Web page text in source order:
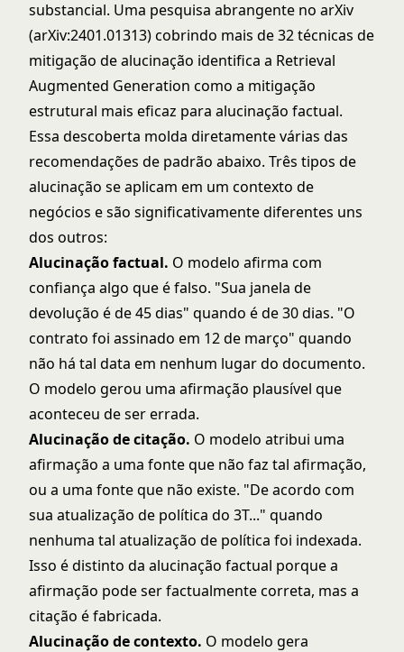
substancial. Uma pesquisa abrangente no arXiv
(arXiv:2401.01313) cobrindo mais de 32 técnicas de
mitigação de alucinação identifica a Retrieval
Augmented Generation como a mitigação
estrutural mais eficaz para alucinação factual.
Essa descoberta molda diretamente várias das
recomendações de padrão abaixo. Três tipos de
alucinação se aplicam em um contexto de
negócios e são significativamente diferentes uns
dos outros:
Alucinação factual. O modelo afirma com
confiança algo que é falso. "Sua janela de
devolução é de 45 dias" quando é de 30 dias. "O
contrato foi assinado em 12 de março" quando
não há tal data em nenhum lugar do documento.
O modelo gerou uma afirmação plausível que
aconteceu de ser errada.
Alucinação de citação. O modelo atribui uma
afirmação a uma fonte que não faz tal afirmação,
ou a uma fonte que não existe. "De acordo com
sua atualização de política do 3T..." quando
nenhuma tal atualização de política foi indexada.
Isso é distinto da alucinação factual porque a
afirmação pode ser factualmente correta, mas a
citação é fabricada.
Alucinação de contexto. O modelo gera